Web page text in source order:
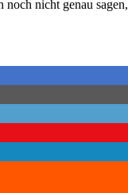
nicht genau